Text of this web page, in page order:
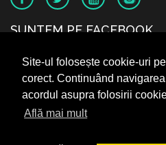
Site-ul folosește cookie-uri
corect. Continuând
acordul asupra folosirii
Află mai mult
SUNTEM PE FACEBOOK